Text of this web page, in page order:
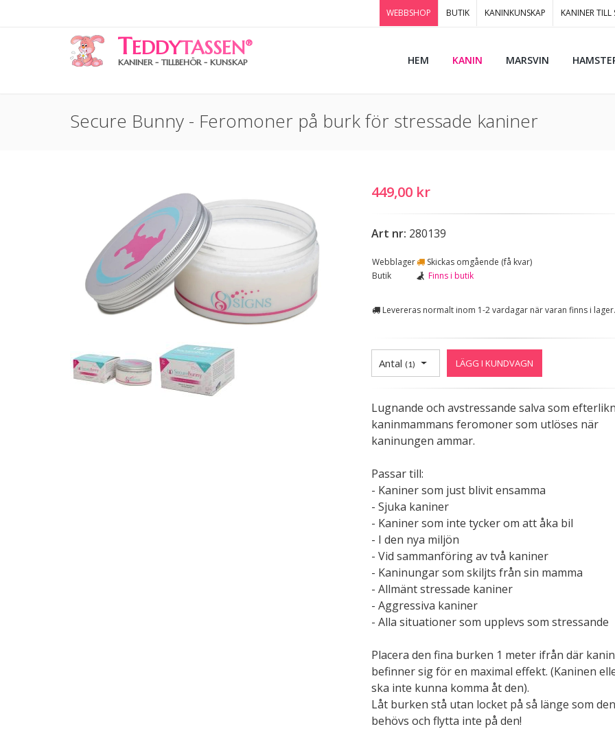
WEBBSHOP BUTIK KANINKUNSKAP KANINER TILL
TEDDYTASSEN®
KANINER - TILLBEHÖR - KUNSKAP HEM KANIN MARSVIN
Secure Bunny - Feromoner på burk för stressade kaniner
449,00 kr
Art nr: 280139
Webblager
Skickas omgående (få kvar)
Butik
Finns i butik
Levereras normalt inom 1-2 vardagar när varan finns i lager.
Antal (1) LÄGG I KUNDVAGN
Lugnande och avstressande salva som
kaninmammans feromoner som utlöses när
kaninungen ammar.
Passar till:
- Kaniner som just blivit ensamma
- Sjuka kaniner
- Kaniner som inte tycker om att åka bil
- I den nya miljön
- Vid sammanföring av två kaniner
- Kaninungar som skiljts från sin mamma
- Allmänt stressade kaniner
- Aggressiva kaniner
- Alla situationer som upplevs som stressande
Placera den fina burken 1 meter ifrån där
befinner sig för en maximal effekt. (Kaninen
ska inte kunna komma åt den).
Låt burken stå utan locket på så länge som den
behövs och flytta inte på den!